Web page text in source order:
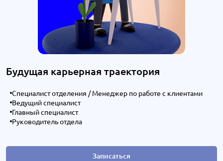
Будущая карьерная траектория
Специалист отделения / Менеджер по работе с клиентами
Ведущий специалист
Главный специалист
Руководитель отдела
Записаться